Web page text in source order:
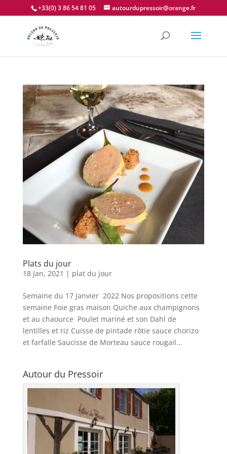
+33(0) 3 86 54 81 05 autourdupressoir@orange.fr
Plats du jour
18 Jan, 2021 | plat du jour
Semaine du 17 Janvier 2022 Nos propositions cette
semaine Foie gras maison Quiche aux champignons
et au chaource Poulet mariné et son Dahl de
lentilles et riz Cuisse de pintade rôtie sauce chorizo
et farfalle Saucisse de Morteau sauce rougail...
Autour du Pressoir